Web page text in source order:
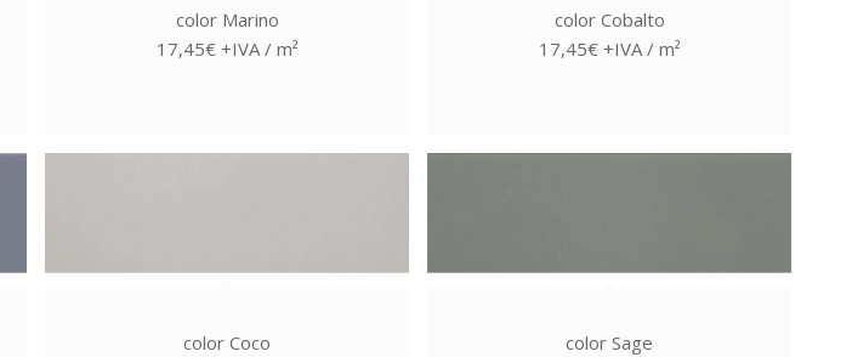
color Marino
17,45€ +IVA / m²
color Cobalto
17,45€ +IVA / m²
color Coco
color Sage